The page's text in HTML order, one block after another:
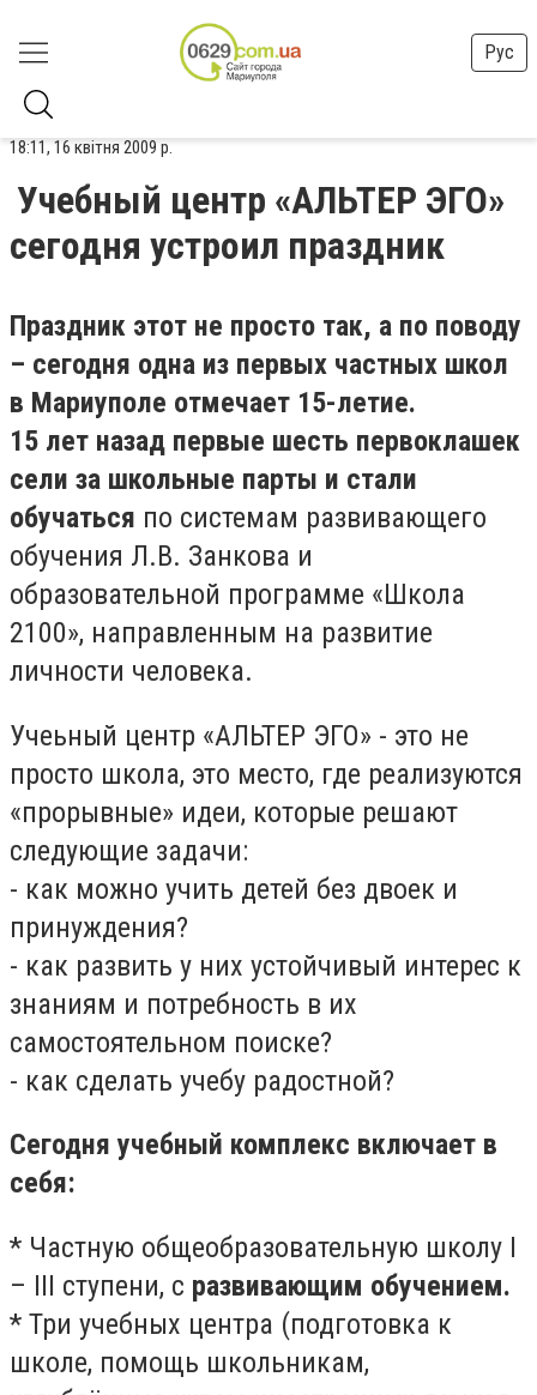
Рус
18:11, 16 квітня 2009 р.
Учебный центр «АЛЬТЕР ЭГО»
сегодня устроил праздник
Праздник этот не просто так, а по поводу
– сегодня одна из первых частных школ
в Мариуполе отмечает 15-летие.
15 лет назад первые шесть первоклашек
сели за школьные парты и стали
обучаться по системам развивающего
обучения Л.В. Занкова и
образовательной программе «Школа
2100», направленным на развитие
личности человека.
Учеьный центр «АЛЬТЕР ЭГО» - это не
просто школа, это место, где реализуются
«прорывные» идеи, которые решают
следующие задачи:
- как можно учить детей без двоек и
принуждения?
- как развить у них устойчивый интерес к
знаниям и потребность в их
самостоятельном поиске?
- как сделать учебу радостной?
Сегодня учебный комплекс включает в
себя:
* Частную общеобразовательную школу I
– III ступени, с развивающим обучением.
* Три учебных центра (подготовка к
школе, помощь школьникам,